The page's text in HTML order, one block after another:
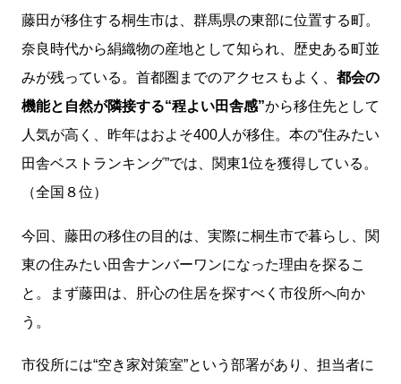
藤田が移住する桐生市は、群馬県の東部に位置する町。
奈良時代から絹織物の産地として知られ、歴史ある町並
みが残っている。首都圏までのアクセスもよく、 都会の
機能と自然が隣接する“程よい田舎感”から移住先として
人気が高く、昨年はおよそ400人が移住。本の“住みたい
田舎ベストランキング”では、関東1位を獲得している。
（全国８位）
今回、藤田の移住の目的は、実際に桐生市で暮らし、関
東の住みたい田舎ナンバーワンになった理由を探るこ
と。まず藤田は、肝心の住居を探すべく市役所へ向か
う。
市役所には“空き家対策室”という部署があり、担当者に